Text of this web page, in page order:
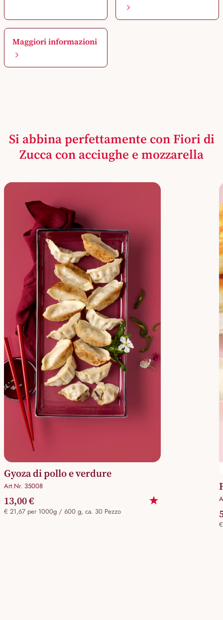
Maggiori informazioni
Si abbina perfettamente con Fiori di
Zucca con acciughe e mozzarella
Gyoza di pollo e verdure
Art.Nr. 35008
13,00 €
€ 21,67 per 1000g / 600 g, ca. 30 Pezzo